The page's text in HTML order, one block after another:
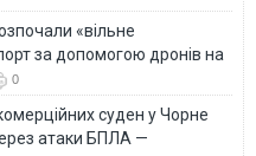
«вільне
за допомогою дронів на
0
суден у Чорне
атаки БПЛА —